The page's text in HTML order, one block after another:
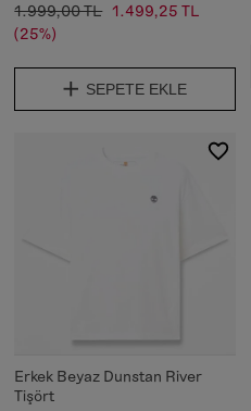
1.999,00 TL 1.499,25 TL
(25%)
SEPETE EKLE
Erkek Beyaz Dunstan River
Tişört